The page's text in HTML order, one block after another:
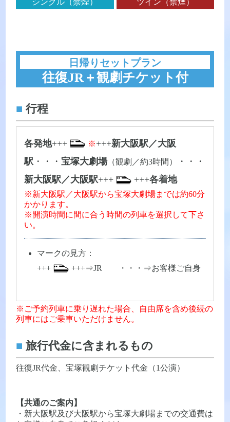
日帰りセットプラン
往復JR＋観劇チケット付
■ 行程
各発地+++ ※+++新大阪駅／大阪
駅 ・・・宝塚大劇場（観劇／約3時間）
・・・
新大阪駅／大阪駅+++ +++各着地
※新大阪駅／大阪駅から宝塚大劇場までは約60分
かかります。
※開演時間に間に合う時間の列車を選択して下さ
い。
マークの見方：
+++
+++⇒JR ・・・⇒お客様ご自身
※ご予約列車に乗り遅れた場合、自由席を含め後続の
列車にはご乗車いただけません。
■ 旅行代金に含まれるもの
往復JR代金、宝塚観劇チケット代金（1公演）
【共通のご案内】
・新大阪駅及び大阪駅から宝塚大劇場までの交通費は